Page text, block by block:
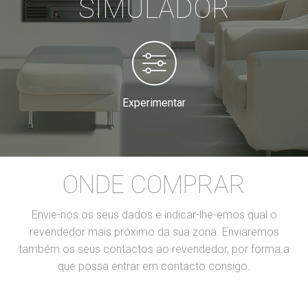
SIMULADOR
Experimentar
ONDE COMPRAR
Envie-nos os seus dados e indicar-lhe-emos qual o
revendedor mais próximo da sua zona. Enviaremos
também os seus contactos ao revendedor, por forma a
que possa entrar em contacto consigo.